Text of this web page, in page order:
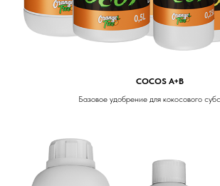
COCOS A+B
Базовое удобрение для кокосового